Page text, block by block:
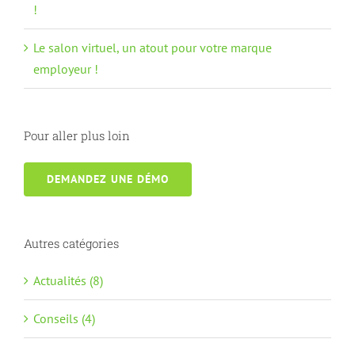
!
Le salon virtuel, un atout pour votre marque
employeur !
Pour aller plus loin
DEMANDEZ UNE DÉMO
Autres catégories
Actualités (8)
Conseils (4)